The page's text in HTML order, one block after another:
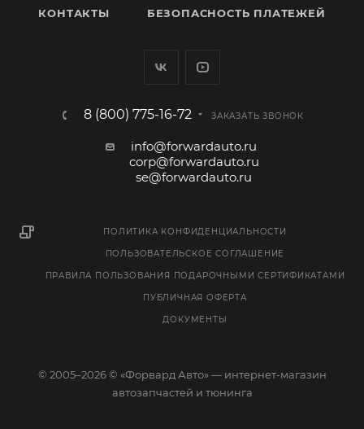
КОНТАКТЫ БЕЗОПАСНОСТЬ ПЛАТЕЖЕЙ
8 (800) 775-16-72 ЗАКАЗАТЬ ЗВОНОК
info@forwardauto.ru
corp@forwardauto.ru
se@forwardauto.ru
ПОЛИТИКА КОНФИДЕНЦИАЛЬНОСТИ
ПОЛЬЗОВАТЕЛЬСКОЕ СОГЛАШЕНИЕ
ПРАВИЛА ПОЛЬЗОВАНИЯ ПОДАРОЧНЫМИ СЕРТИФИКАТАМИ
ПУБЛИЧНАЯ ОФЕРТА
ДОКУМЕНТЫ
© 2005–2026 © «Форвард Авто» — интернет-магазин
автозапчастей и тюнинга